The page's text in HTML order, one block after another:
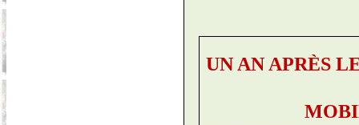
UN AN APRÈS